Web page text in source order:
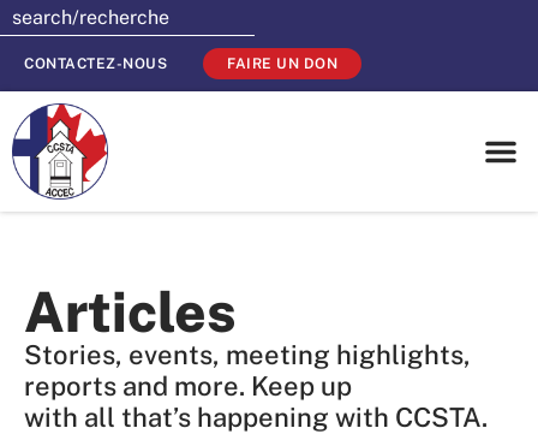
CONTACTEZ-NOUS FAIRE UN DON
Articles
Stories, events, meeting highlights,
reports and more. Keep up
with all that’s happening with CCSTA.